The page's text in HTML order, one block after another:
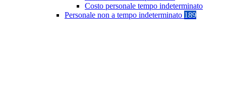
Costo personale tempo indeterminato
Personale non a tempo indeterminato 189